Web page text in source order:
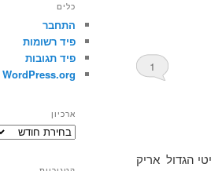
1
הגדול אריק
כלים
התחבר
פיד רשומות
פיד תגובות
WordPress.org
ארכיון
ארכיון